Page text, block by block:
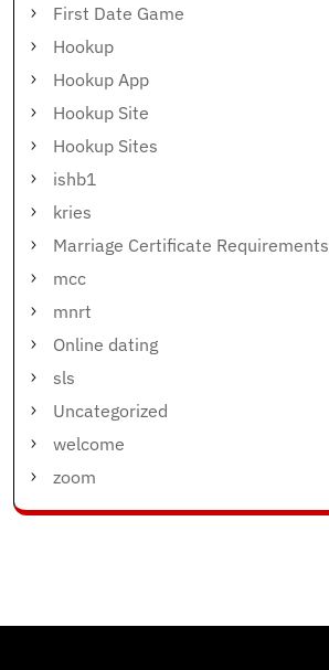
First Date Game
Hookup
Hookup App
Hookup Site
Hookup Sites
ishb1
kries
Marriage Certificate Requirements
mcc
mnrt
Online dating
sls
Uncategorized
welcome
zoom